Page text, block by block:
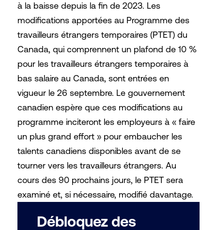
à la baisse depuis la fin de 2023. Les
modifications apportées au Programme des
travailleurs étrangers temporaires (PTET) du
Canada, qui comprennent un plafond de 10 %
pour les travailleurs étrangers temporaires à
bas salaire au Canada, sont entrées en
vigueur le 26 septembre. Le gouvernement
canadien espère que ces modifications au
programme inciteront les employeurs à « faire
un plus grand effort » pour embaucher les
talents canadiens disponibles avant de se
tourner vers les travailleurs étrangers. Au
cours des 90 prochains jours, le PTET sera
examiné et, si nécessaire, modifié davantage.
Débloquez des